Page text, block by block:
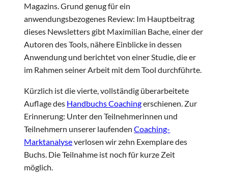
Magazins. Grund genug für ein
anwendungsbezogenes Review: Im Hauptbeitrag
dieses Newsletters gibt Maximilian Bache, einer der
Autoren des Tools, nähere Einblicke in dessen
Anwendung und berichtet von einer Studie, die er
im Rahmen seiner Arbeit mit dem Tool durchführte.
Kürzlich ist die vierte, vollständig überarbeitete
Auflage des Handbuchs Coachingerschienen. Zur
Erinnerung: Unter den Teilnehmerinnen und
Teilnehmern unserer laufendenCoaching-
Marktanalyseverlosen wir zehn Exemplare des
Buchs. Die Teilnahme ist noch für kurze Zeit
möglich.